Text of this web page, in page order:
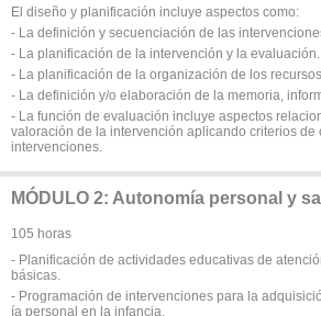
El diseño y planificación incluye aspectos como:
- La definición y secuenciación de las
- La planificación de la intervención y la evaluación.
- La planificación de la organización de los recursos.
- La definición y/o elaboración de la memoria,
- La función de evaluación incluye aspectos
valoración de la intervención aplicando criterios de
intervenciones.
MÓDULO 2: Autonomía personal y
105 horas
- Planificación de actividades educativas de
básicas.
- Programación de intervenciones para la
ía personal en la infancia.